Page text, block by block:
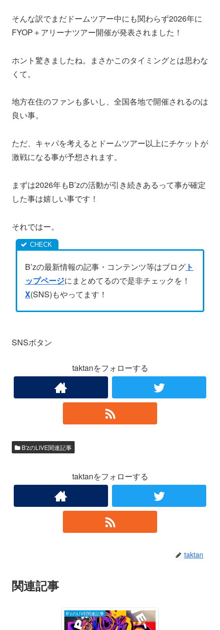
そんな訳でまだドームツアー中にも関わらず2026年に
FYOP＋アリーナツアー開催が発表されました！
ホント驚きましたね。まさかこのタイミングとは思わな
くて。
地方在住のファンも多いし、全国各地で開催されるのは
良い事。
ただ、キャパを考えるとドームツアー以上にチケットが
激戦になる事が予想されます。
まずは2026年もB’zの活動が引き続きあるって事が確定
した事は嬉しい事です！
それではー。
B’zの最新情報の記事・コンテンツ等はブログ ト
ップページにまとめてるので是非チェックを！
X(SNS)もやってます！
SNSボタン
taktanをフォローする
B'zのLIVE関連記事
taktanをフォローする
taktan
関連記事
B'zのLIVE関連記事